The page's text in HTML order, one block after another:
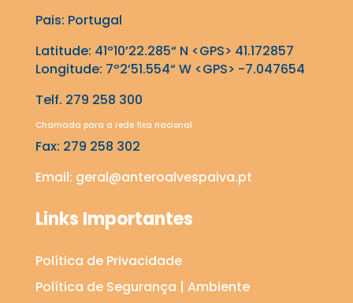
Pais: Portugal
Latitude: 41º10’22.285“ N <GPS> 41.172857
Longitude: 7º2’51.554“ W <GPS> -7.047654
Telf. 279 258 300
Chamada para a rede fixa nacional
Fax: 279 258 302
Email: geral@anteroalvespaiva.pt
Links Importantes
Política de Privacidade
Política de Segurança | Ambiente